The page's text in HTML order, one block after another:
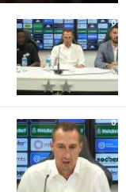
0
0